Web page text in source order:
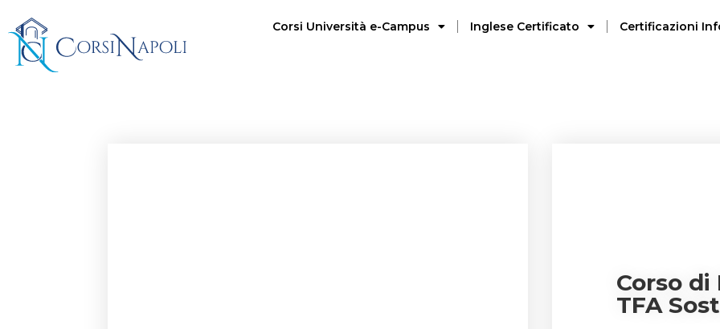
Corsi Università e-Campus Inglese Certificato Certificazioni
Corso di
TFA